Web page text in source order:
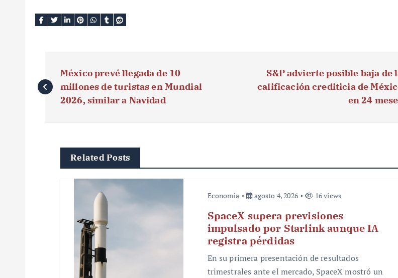
a
México prevé llegada de 10
millones de turistas en Mundial
2026, similar a Navidad
S&P advierte posible baja de
calificación crediticia de
en 24
Related Posts
Economía agosto 4, 2026 16 views
SpaceX supera previsiones
impulsado por Starlink aunque IA
registra pérdidas
En su primera presentación de resultados
trimestrales ante el mercado, SpaceX mostró un